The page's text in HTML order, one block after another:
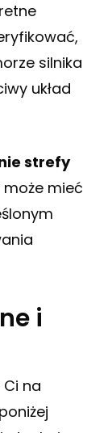
silnika
układ
strefy
mieć
i
na